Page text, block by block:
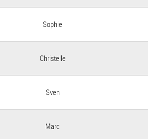
Sophie
Christelle
Sven
Marc